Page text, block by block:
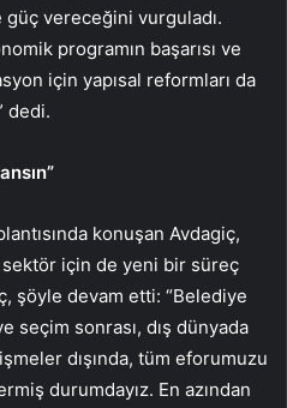
vereceğini vurguladı.
programın başarısı ve
için yapısal reformları da
dedi.
konuşan Avdagiç,
için de yeni bir süreç
şöyle devam etti: “Belediye
seçim sonrası, dış dünyada
dışında, tüm eforumuzu
durumdayız. En azından